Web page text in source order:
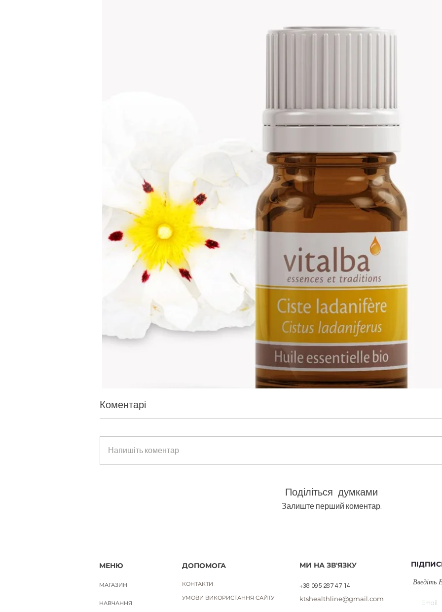
Коментарі
Напишіть коментар
Поділіться думками
Залиште перший коментар.
МЕНЮ
МАГАЗИН
НАВЧАННЯ
ДОПОМОГА
КОНТАКТИ
УМОВИ ВИКОРИСТАННЯ САЙТУ
МИ НА ЗВ'ЯЗКУ
+38 095 287 47 14
ktshealthline@gmail.com
Введіть